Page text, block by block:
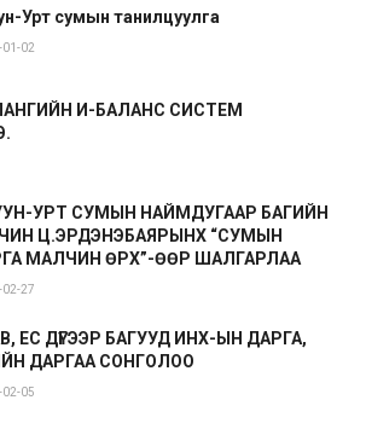
Урт сумын танилцуулга
02
И-БАЛАНС СИСТЕМ
УРТ СУМЫН НАЙМДУГААР БАГИЙН
Ц.ЭРДЭНЭБАЯРЫНХ “СУМЫН
МАЛЧИН ӨРХ”-ӨӨР ШАЛГАРЛАА
27
ЕС ДҮГЭЭР БАГУУД ИНХ-ЫН ДАРГА,
ДАРГАА СОНГОЛОО
05